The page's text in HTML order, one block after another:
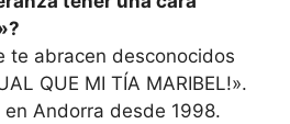
te abracen desconocidos
QUE MI TÍA MARIBEL!».
Andorra desde 1998.